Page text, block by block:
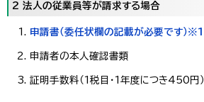
2 法人の従業員等が請求する場合
申請書（委任状欄の記載が必要です）※1
申請者の本人確認書類
証明手数料（1税目・1年度につき450円）